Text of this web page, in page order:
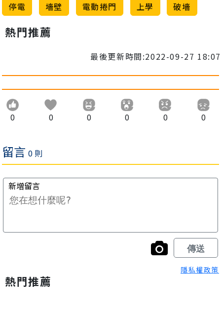
停電 墻壁 電動捲門 上學 破墻
熱門推薦
最後更新時間:2022-09-27 18:07
0 0 0 0 0 0
隱私權政策
熱門推薦